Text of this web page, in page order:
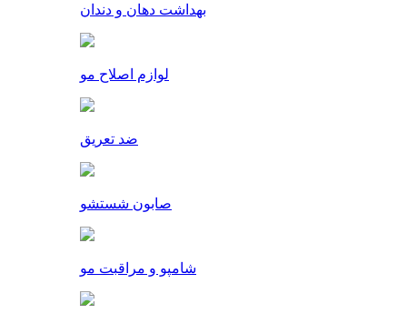
بهداشت دهان و دندان
لوازم اصلاح مو
ضد تعریق
صابون شستشو
شامپو و مراقبت مو